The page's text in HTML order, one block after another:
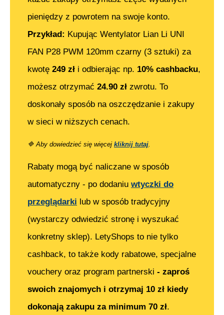
pieniędzy z powrotem na swoje konto.
Przykład: Kupując Wentylator Lian Li UNI
FAN P28 PWM 120mm czarny (3 sztuki) za
kwotę 249 zł i odbierając np. 10% cashbacku,
możesz otrzymać 24.90 zł zwrotu. To
doskonały sposób na oszczędzanie i zakupy
w sieci w niższych cenach.
🔷 Aby dowiedzieć się więcej kliknij tutaj
Rabaty mogą być naliczane w sposób
automatyczny - po dodaniu wtyczki do
przeglądarki lub w sposób tradycyjny
(wystarczy odwiedzić stronę i wyszukać
konkretny sklep). LetyShops to nie tylko
cashback, to także kody rabatowe, specjalne
vouchery oraz program partnerski - zaproś
swoich znajomych i otrzymaj 10 zł kiedy
dokonają zakupu za minimum 70 zł.